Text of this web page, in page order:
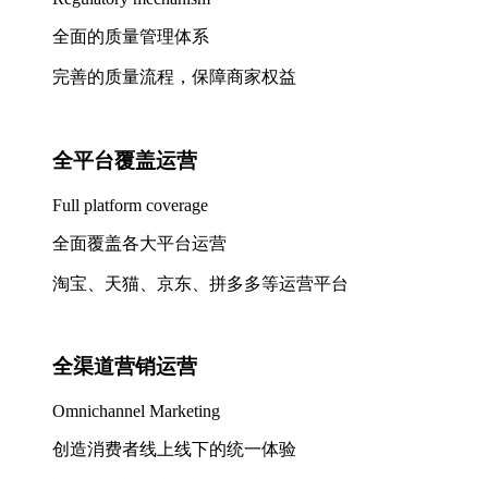
全面的质量管理体系
完善的质量流程，保障商家权益
全平台覆盖运营
Full platform coverage
全面覆盖各大平台运营
淘宝、天猫、京东、拼多多等运营平台
全渠道营销运营
Omnichannel Marketing
创造消费者线上线下的统一体验